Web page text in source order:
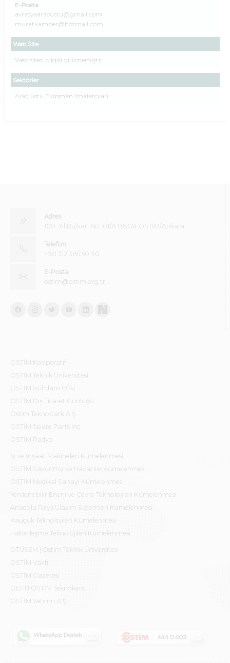
E-Posta
avrasyaaracustu@gmail.com
muratkamber@hotmail.com
Web Site
Web sitesi bilgisi girilmemiştir.
Sektörler
Araç üstü Ekipman İmalatçıları
Adres
100. Yıl Bulvarı No:101/A 06374 OSTİM/Ankara
Telefon
+90 312 385 50 90
E-Posta
ostim@ostim.org.tr
OSTİM Kooperatifi
OSTİM Teknik Üniversitesi
OSTİM İstihdam Ofisi
OSTİM Dış Ticaret Günlüğü
Ostim Teknopark A.Ş.
OSTİM Spare Parts Inc.
OSTİM Radyo
İş ve İnşaat Makineleri Kümelenmesi
OSTİM Savunma ve Havacılık Kümelenmesi
OSTİM Medikal Sanayi Kümelenmesi
Yenilenebilir Enerji ve Çevre Teknolojileri Kümelenmesi
Anadolu Raylı Ulaşım Sistemleri Kümelenmesi
Kauçuk Teknolojileri Kümelenmesi
Haberleşme Teknolojileri Kümelenmesi
OTÜSEM | Ostim Teknik Üniversitesi
OSTİM Vakfı
OSTİM Gazetesi
ODTÜ OSTİM Teknokent
OSTİM Yatırım A.Ş.